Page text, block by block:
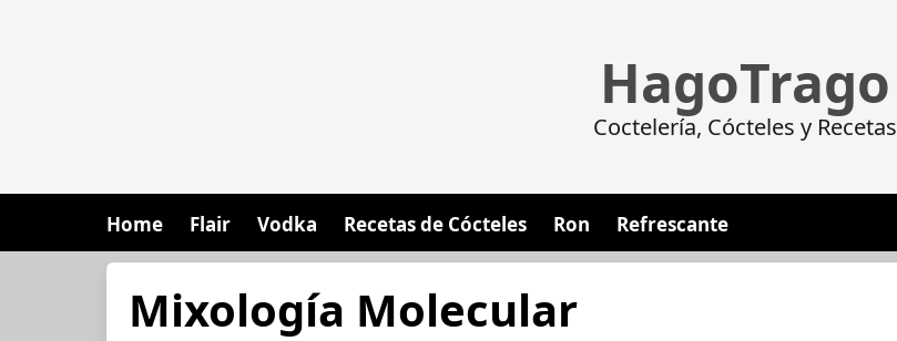
HagoTrago
Coctelería, Cócteles y Recetas
Home Flair Vodka Recetas de Cócteles Ron Refrescante
Mixología Molecular